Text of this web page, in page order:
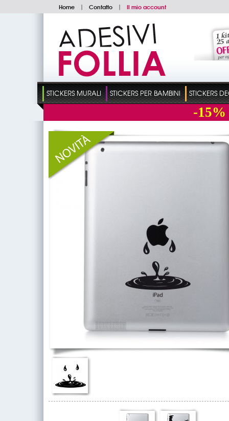
Home | Contatto | Il mio account
STICKERS MURALI STICKERS PER BAMBINI STICKERS
-15%